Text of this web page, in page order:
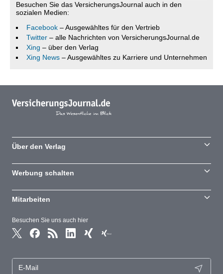
Besuchen Sie das VersicherungsJournal auch in den
sozialen Medien:
Facebook – Ausgewähltes für den Vertrieb
Twitter – alle Nachrichten von VersicherungsJournal.de
Xing – über den Verlag
Xing News – Ausgewähltes zu Karriere und Unternehmen
Besuchen Sie uns auch hier
Über den Verlag
Werbung schalten
Mitarbeiten